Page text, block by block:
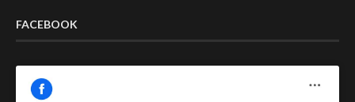
FACEBOOK